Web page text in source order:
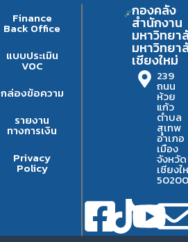
Finance
Back Office
แบบประเมิน
VOC
กล่องข้อความ
รายงาน
ทางการเงิน
Privacy
Policy
กองคลัง
สำนักงาน
มหาวิทยา
มหาวิทยา
เชียงใหม่
239
ถนน
ห้วย
แก้ว
ตำบล
สุเทพ
อำเภอ
เมือง
จังหวัด
เชียงใ
50200